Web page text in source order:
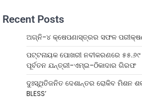
Recent Posts
ଅଗ୍ନି-୪ କ୍ଷେପଣାସ୍ତ୍ରର ସଫଳ
ପଟ୍ଟନାୟକ ପୋଖରୀ ନବୀକରଣରେ ୫୫.୬୯
ପୂର୍ବତନ ଯନ୍ତ୍ରୀ-ଏମ୍‌ଇ-ଠିକାଦାର ଗିରଫ
ଦୁଃସ୍ଥିତିଜନିତ ଦେଶାନ୍ତର ରୋକିବ ମିଶନ
BLESS’